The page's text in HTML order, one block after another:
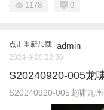
1178 0
点击重新加载 admin
2024-9-20 22:30
S20240920-005龙
S20240920-005龙啸九